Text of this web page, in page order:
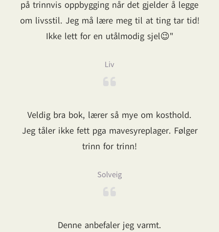
på trinnvis oppbygging når det gjelder å legge
om livsstil. Jeg må lære meg til at ting tar tid!
Ikke lett for en utålmodig sjel😉"
Liv
Veldig bra bok, lærer så mye om kosthold.
Jeg tåler ikke fett pga mavesyreplager. Følger
trinn for trinn!
Solveig
Denne anbefaler jeg varmt.